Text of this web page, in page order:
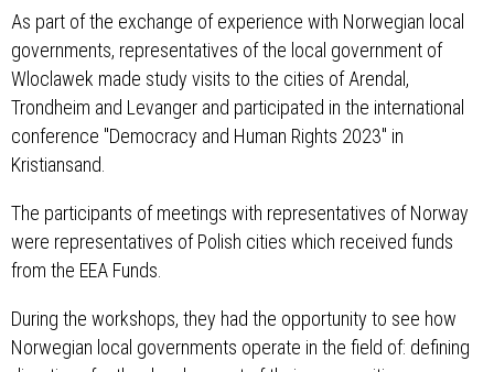
As part of the exchange of experience with Norwegian local
governments, representatives of the local government of
Wloclawek made study visits to the cities of Arendal,
Trondheim and Levanger and participated in the international
conference "Democracy and Human Rights 2023" in
Kristiansand.
The participants of meetings with representatives of Norway
were representatives of Polish cities which received funds
from the EEA Funds.
During the workshops, they had the opportunity to see how
Norwegian local governments operate in the field of: defining